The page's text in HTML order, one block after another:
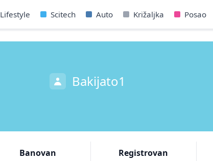
Lifestyle Scitech Auto Križaljka Posao
Bakijato1
Banovan
Registrovan